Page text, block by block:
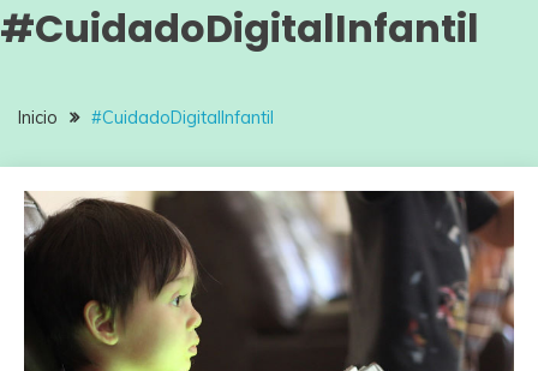
#CuidadoDigitalInfantil
Inicio #CuidadoDigitalInfantil